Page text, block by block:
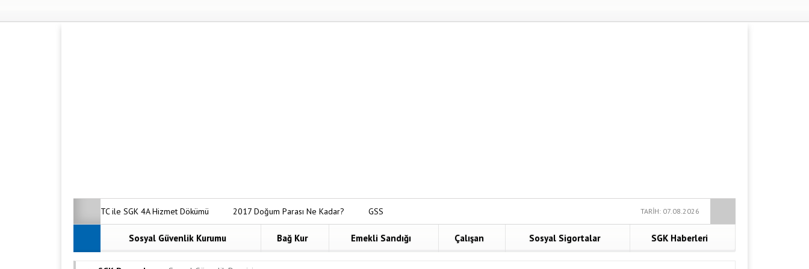
TC ile SGK 4A Hizmet Dökümü 2017 Doğum Parası Ne Kadar? GSS
Borç Sorgulama Nasıl Yapılır? Anadolu Hayat Bireysel Emeklilik
TARİH: 07.08.2026
Sosyal Güvenlik Kurumu Bağ Kur Emekli Sandığı Çalışan Sosyal Sigortalar SGK Haberleri